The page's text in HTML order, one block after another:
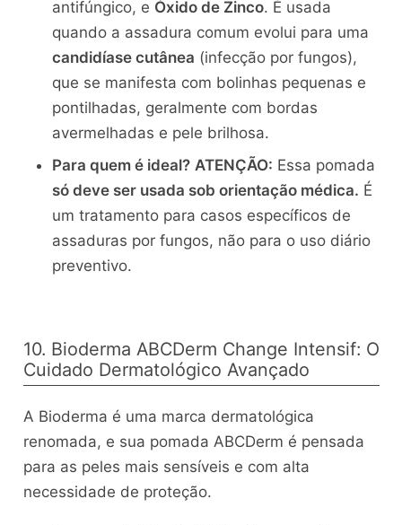
antifúngico, e Óxido de Zinco. É usada
quando a assadura comum evolui para uma
candidíase cutânea (infecção por fungos),
que se manifesta com bolinhas pequenas e
pontilhadas, geralmente com bordas
avermelhadas e pele brilhosa.
Para quem é ideal? ATENÇÃO: Essa pomada
só deve ser usada sob orientação médica. É
um tratamento para casos específicos de
assaduras por fungos, não para o uso diário
preventivo.
10. Bioderma ABCDerm Change Intensif: O
Cuidado Dermatológico Avançado
A Bioderma é uma marca dermatológica
renomada, e sua pomada ABCDerm é pensada
para as peles mais sensíveis e com alta
necessidade de proteção.